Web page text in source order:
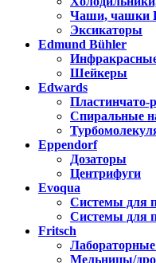
Чаши, чашки
Эксикаторы
Edmund Bühler
Шейкеры
Edwards
Пластинчато-
Спиральные
Eppendorf
Дозаторы
Центрифуги
Evoqua
Системы для
Системы для
Fritsch
Лабораторные
Мельницы/